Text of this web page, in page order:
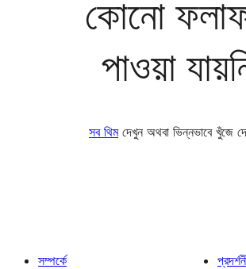
কোনো
পাওয়া
সব থিমদেখুন অথবা ভিন্নভাবে খুঁজে
সম্পর্কে